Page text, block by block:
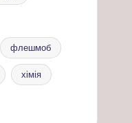
флешмоб
хімія